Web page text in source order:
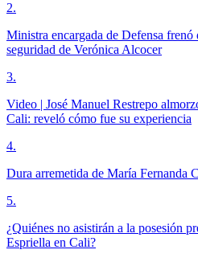
2.
Ministra encargada de Defensa frenó
seguridad de Verónica Alcocer
3.
Video | José Manuel Restrepo
Cali: reveló cómo fue su experiencia
4.
Dura arremetida de María Fernanda
5.
¿Quiénes no asistirán a la posesión
Espriella en Cali?